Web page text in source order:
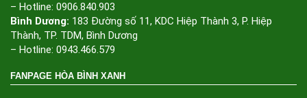
– Hotline: 0906.840.903
Bình Dương: 183 Đường số 11, KDC Hiệp Thành 3, P. Hiệp
Thành, TP. TDM, Bình Dương
– Hotline: 0943.466.579
FANPAGE HÒA BÌNH XANH